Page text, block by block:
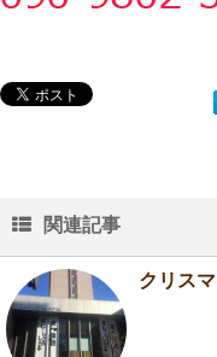
関連記事
クリス